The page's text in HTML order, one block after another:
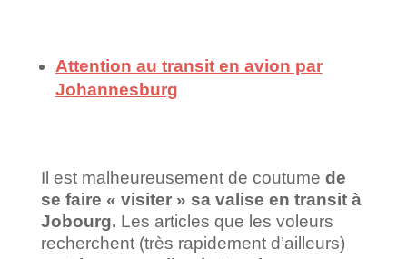
Attention au transit en avion par
Johannesburg
Il est malheureusement de coutume de
se faire « visiter » sa valise en transit à
Jobourg. Les articles que les voleurs
recherchent (très rapidement d’ailleurs)